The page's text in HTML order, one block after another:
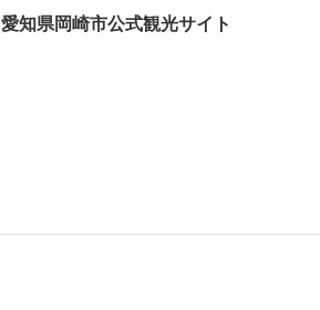
愛知県岡崎市公式観光サイト